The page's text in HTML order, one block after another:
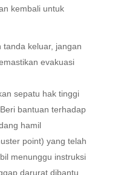
kembali untuk
keluar, jangan
evakuasi
sepatu hak tinggi
bantuan terhadap
hamil
point) yang telah
menunggu instruksi
darurat dibantu